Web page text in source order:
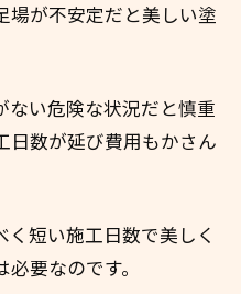
場が不安定だと美しい塗
ない危険な状況だと慎重
日数が延び費用もかさん
短い施工日数で美しく
要なのです。